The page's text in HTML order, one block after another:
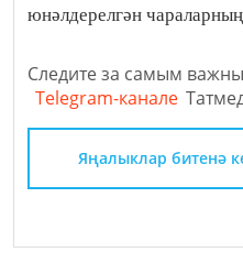
юнәлдерелгән
Следите за самым
Telegram-канале
Яңалыклар битенә